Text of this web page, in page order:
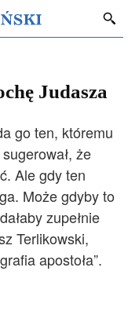
Judasza
go ten, któremu
że
Ale gdy ten
Może gdyby to
zupełnie
Terlikowski,
apostoła”.